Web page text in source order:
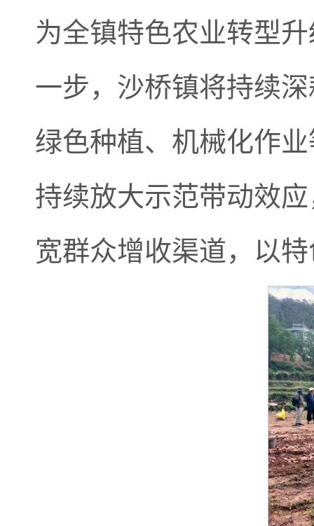
为全镇特色农业转型
一步，沙桥镇将持续
绿色种植、机械化作
持续放大示范带动效
宽群众增收渠道，以